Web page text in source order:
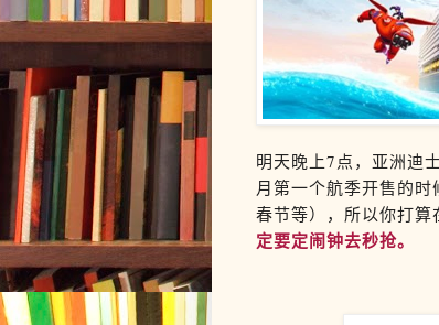
明天晚上7点，亚洲迪
月第一个航季开售的
春节等），所以你打算
定要定闹钟去秒抢。